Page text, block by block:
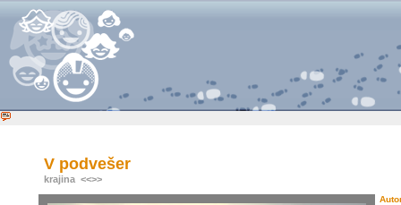
V podvešer
krajina <<>>